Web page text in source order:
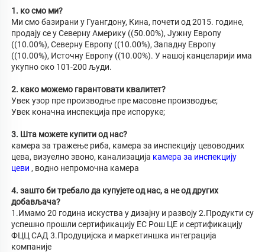
1. ко смо ми?
Ми смо базирани у Гуангдону, Кина, почети од 2015. године,
продају се у Северну Америку ((50.00%), Јужну Европу
((10.00%), Северну Европу ((10.00%), Западну Европу
((10.00%), Источну Европу ((10.00%). У нашој канцеларији има
укупно око 101-200 људи.
2. како можемо гарантовати квалитет?
Увек узор пре производње пре масовне производње;
Увек коначна инспекција пре испоруке;
3. Шта можете купити од нас?
камера за тражење риба, камера за инспекцију цевоводних
цева, визуелно звоно, канализација камера за инспекцију
цеви , водно непромочна камера
4. зашто би требало да купујете од нас, а не од других
добављача?
1.Имамо 20 година искуства у дизајну и развоју 2.Продукти су
успешно прошли сертификацију ЕС Рош ЦЕ и сертификацију
ФЦЦ САД 3.Продуцијска и маркетиншка интеграција
компаније